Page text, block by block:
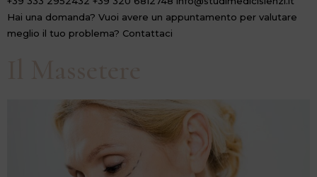
Hai una domanda? Vuoi avere un appuntamento per valutare
meglio il tuo problema? Contattaci